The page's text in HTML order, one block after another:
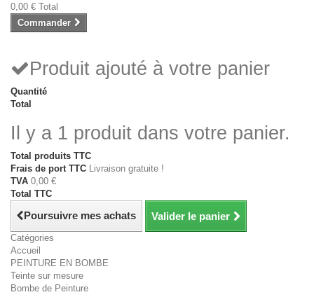
0,00 € Total
Commander
Produit ajouté à votre panier
Quantité
Total
Il y a 1 produit dans votre panier.
Total produits TTC
Frais de port TTC Livraison gratuite !
TVA 0,00 €
Total TTC
Poursuivre mes achats Valider le panier
Catégories
Accueil
PEINTURE EN BOMBE
Teinte sur mesure
Bombe de Peinture